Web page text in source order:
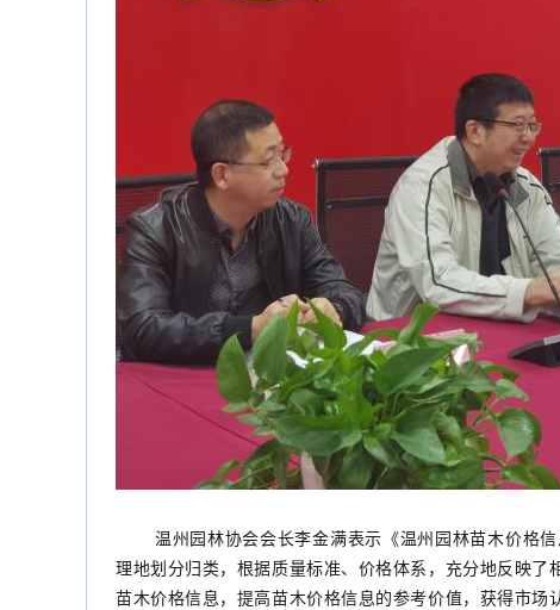
温州园林协会会长李金满表示《温州园林苗木价格信
理地划分归类，根据质量标准、价格体系，充分地反映
苗木价格信息，提高苗木价格信息的参考价值，获得市